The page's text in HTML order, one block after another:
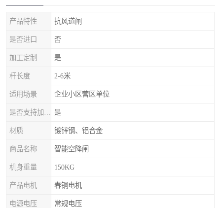
产品特性 抗风道闸
是否进口 否
加工定制 是
杆长度 2-6米
适用场景 企业小区营区单位
是
材质 镀锌钢、铝合金
商品名称 智能空降闸
机身重量 150KG
产品电机 春铜电机
电源电压 常规电压